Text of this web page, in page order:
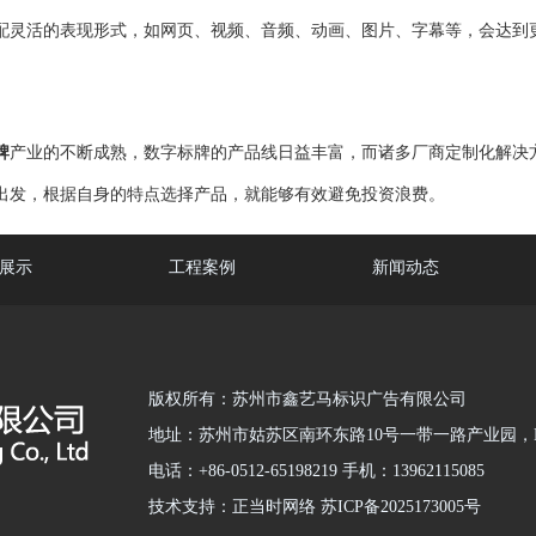
灵活的表现形式，如网页、视频、音频、动画、图片、字幕等，会达到
产业的不断成熟，数字标牌的产品线日益丰富，而诸多厂商定制化解
发，根据自身的特点选择产品，就能够有效避免投资浪费。
示 工程案例 新闻动态
版权所有：苏州市鑫艺马标识广告有限公司
地址：苏州市姑苏区南环东路10号一带一路产业园，
电话：+86-0512-65198219 手机：13962115085
技术支持：正当时网络 苏ICP备2025173005号